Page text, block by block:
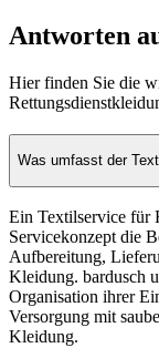
Antworten
Hier finden Sie die
Was umfasst der
Ein Textilservice für
Servicekonzept die
Aufbereitung,
Kleidung. bardusch
Organisation ihrer
Versorgung mit
Kleidung.